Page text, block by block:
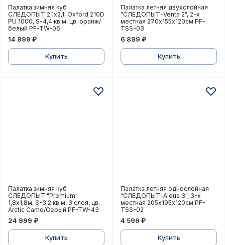
Палатка зимняя куб СЛЕДОПЫТ 2,1х2,1, Oxford
Палатка зимняя куб
СЛЕДОПЫТ 2,1х2,1, Oxford 210D
PU 1000, S-4,4 кв.м, цв. оранж/
белый PF-TW-06
14 999 ₽
Купить
Палатка летняя
Палатка летняя двухслойная
"СЛЕДОПЫТ-Venta 2", 2-х
местная 270х155х120см PF-
TSS-03
6 899 ₽
Купить
Палатка зимняя куб СЛЕДОПЫТ "Premium"
Палатка зимняя куб
СЛЕДОПЫТ "Premium"
1,8х1,8м, S-3,2 кв.м, 3 слоя, цв.
Arctic Camo/Серый PF-TW-43
24 999 ₽
Купить
Палатка летняя
Палатка летняя однослойная
"СЛЕДОПЫТ-Aleus 3", 3-х
местная 205х195х120см PF-
TSS-02
4 599 ₽
Купить